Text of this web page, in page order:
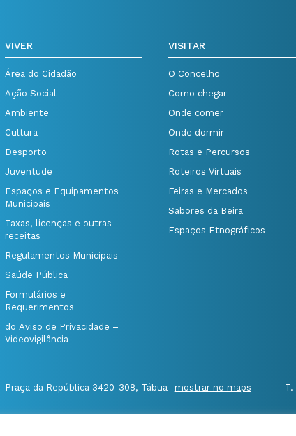
VIVER
Área do Cidadão
Ação Social
Ambiente
Cultura
Desporto
Juventude
Espaços e Equipamentos
Municipais
Taxas, licenças e outras
receitas
Regulamentos Municipais
Saúde Pública
Formulários e
Requerimentos
do Aviso de Privacidade –
Videovigilância
VISITAR
O Concelho
Como chegar
Onde comer
Onde dormir
Rotas e Percursos
Roteiros Virtuais
Feiras e Mercados
Sabores da Beira
Espaços Etnográficos
Praça da República 3420-308, Tábua mostrar no maps T.